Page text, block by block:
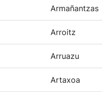
Armañantzas
Arroitz
Arruazu
Artaxoa